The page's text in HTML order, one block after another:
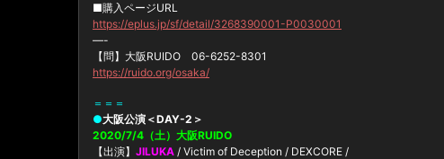
■購入ページURL
https://eplus.jp/sf/detail/3268390001-P0030001
—-
【問】大阪RUIDO 06-6252-8301
https://ruido.org/osaka/
＝＝＝
●大阪公演＜DAY-2＞
2020/7/4（土）大阪RUIDO
【出演】 JILUKA / Victim of Deception / DEXCORE /